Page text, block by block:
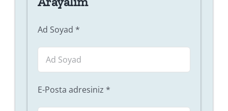
Ad Soyad *
E-Posta adresiniz *